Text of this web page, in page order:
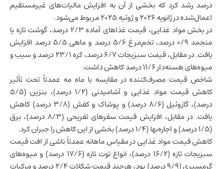
درصد رشد کرد که بخشی از آن به افزایش مالیات‌های غیرمستقیم
اعمال‌شده در ژانویه ۲۰۲۶ و ژوئیه ۲۰۲۵ مربوط می‌شود.
در بخش مواد غذایی، قیمت غذاهای آماده ۲/۳ درصد، گوشت تازه یا
منجمد ۰/۹ درصد، تخم‌مرغ ۵/۶ درصد و ماهی ۵/۵ درصد افزایش
یافت. در مقابل، قیمت سبزیجات ۶/۷ درصد، کره ۲۳/۱ درصد و سیب و
میوه‌های هسته‌دار ۱۱/۶ درصد کاهش داشت.
شاخص قیمت مصرف‌کننده در مقایسه با ماه مه عمدتاً تحت تأثیر
کاهش قیمت مواد غذایی و آشامیدنی (۱/۲ درصد)، بنزین (۵/۵
درصد)، گازوئیل (۸/۶ درصد) و پوشاک و کفش (۳/۸ درصد) کاهش
یافت. در مقابل، افزایش قیمت سفرهای تفریحی (۸/۳ درصد)، برق
(۱/۵ درصد) و اجاره‌بها (۱/۴ درصد) بخشی از این کاهش را جبران کرد.
کاهش قیمت مواد غذایی در مقیاس ماهانه عمدتاً ناشی از افت قیمت
سبزیجات تازه (۱۶/۲ درصد)، انواع توت تازه (۱۷/۶ درصد) و میوه‌های
گرمسیری (۹/۹ درصد) بود، هرچند قیمت شکلات ۲/۴ درصد و مرکبات